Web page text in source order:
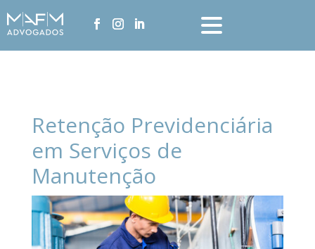
Retenção Previdenciária
em Serviços de
Manutenção